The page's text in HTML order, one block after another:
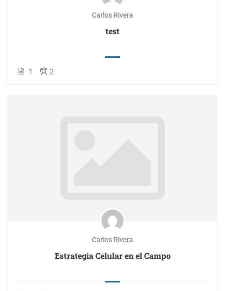
Carlos Rivera
test
1 2
Carlos Rivera
Estrategia Celular en el Campo